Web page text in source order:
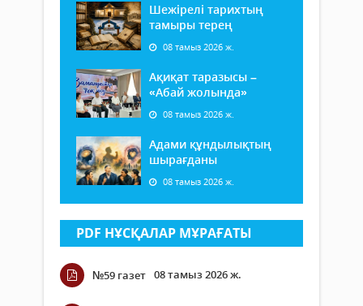
Шежірелі тарихтың
тамыры терең
08 тамыз 2026 ж.
Ақиқат таразысы –
«Абай жолында»
08 тамыз 2026 ж.
Адами құндылықтың
шырағданы
08 тамыз 2026 ж.
PDF НҰСҚАЛАР МҰРАҒАТЫ
№59 газет 08 тамыз 2026 ж.